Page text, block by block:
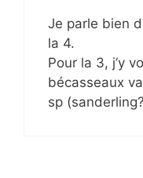
Je parle bien
la 4.
Pour la 3, j’y
bécasseaux
sp